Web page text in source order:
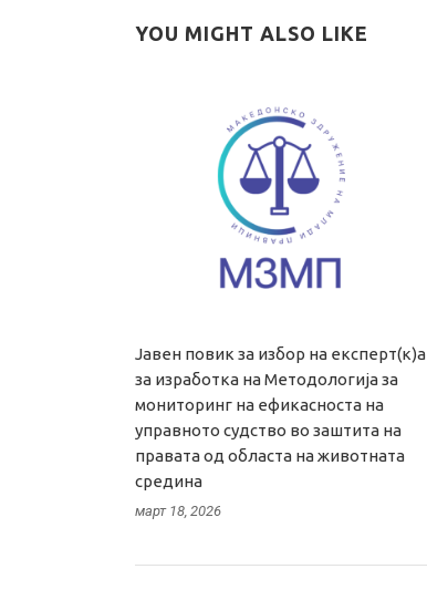
YOU MIGHT ALSO LIKE
Јавен повик за избор на експерт(к)а
за изработка на Методологија за
мониторинг на ефикасноста на
управното судство во заштита на
правата од областа на животната
средина
март 18, 2026